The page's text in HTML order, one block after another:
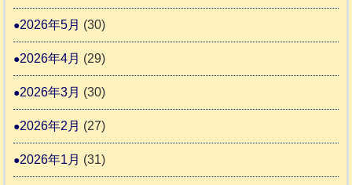
す
本
物
推
2026年5月 (30)
2026年4月 (29)
2026年3月 (30)
2026年2月 (27)
2026年1月 (31)